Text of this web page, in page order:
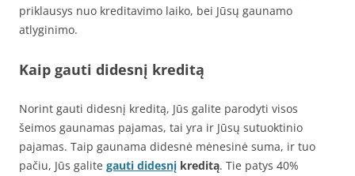
priklausys nuo kreditavimo laiko, bei Jūsų gaunamo
atlyginimo.
Kaip gauti didesnį kreditą
Norint gauti didesnį kreditą, Jūs galite parodyti visos
šeimos gaunamas pajamas, tai yra ir Jūsų sutuoktinio
pajamas. Taip gaunama didesnė mėnesinė suma, ir tuo
pačiu, Jūs galite gauti didesnį kreditą. Tie patys 40%